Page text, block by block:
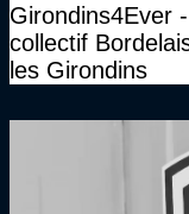
Girondins4Ever
collectif
les Girondins